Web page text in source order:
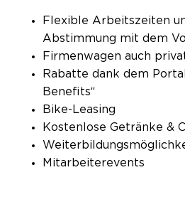
Flexible Arbeitszeiten
Abstimmung mit dem
Firmenwagen auch
Rabatte dank dem
Benefits“
Bike-Leasing
Kostenlose Getränke &
Mitarbeiterevents